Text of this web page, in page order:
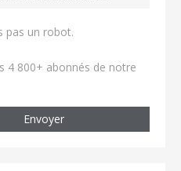
pas un robot.
4 800+ abonnés de notre
Envoyer